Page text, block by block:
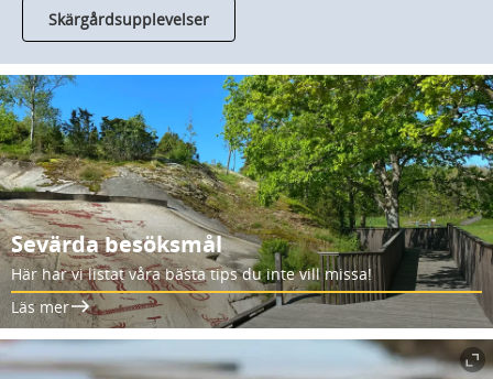
Skärgårdsupplevelser
Sevärda besöksmål
Här har vi listat våra bästa tips du inte vill missa!
Läs mer